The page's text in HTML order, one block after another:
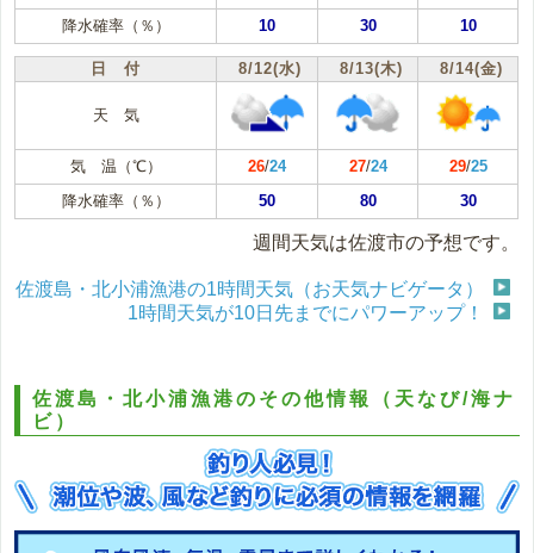
降水確率（％）
10 30 10
日 付 8/12(水) 8/13(木) 8/14(金)
天 気
気 温（℃） 26/24 27/24 29/25
降水確率（％）
50 80 30
週間天気は佐渡市の予想です。
佐渡島・北小浦漁港の1時間天気（お天気ナビゲータ）
1時間天気が10日先までにパワーアップ！
佐渡島・北小浦漁港のその他情報（天なび/海ナ
ビ）